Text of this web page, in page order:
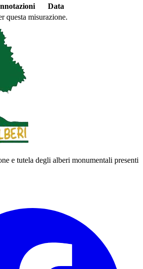
Data
questa misurazione.
e tutela degli alberi monumentali presenti